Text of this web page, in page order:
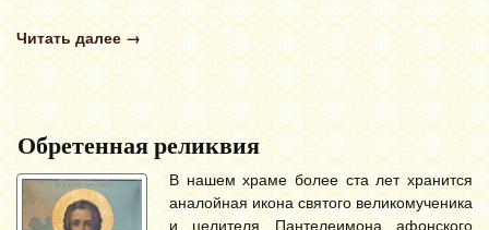
Читать далее →
Обретенная реликвия
В нашем храме более ста лет хранится
аналойная икона святого великомученика
и целителя Пантелеимона афонского